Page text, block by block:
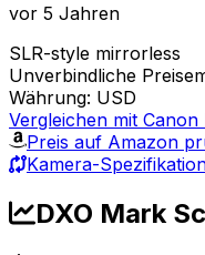
vor 5 Jahren
SLR-style mirrorless
Unverbindliche
Währung: USD
Vergleichen mit Canon
Preis auf Amazon
Kamera-
DXO Mark